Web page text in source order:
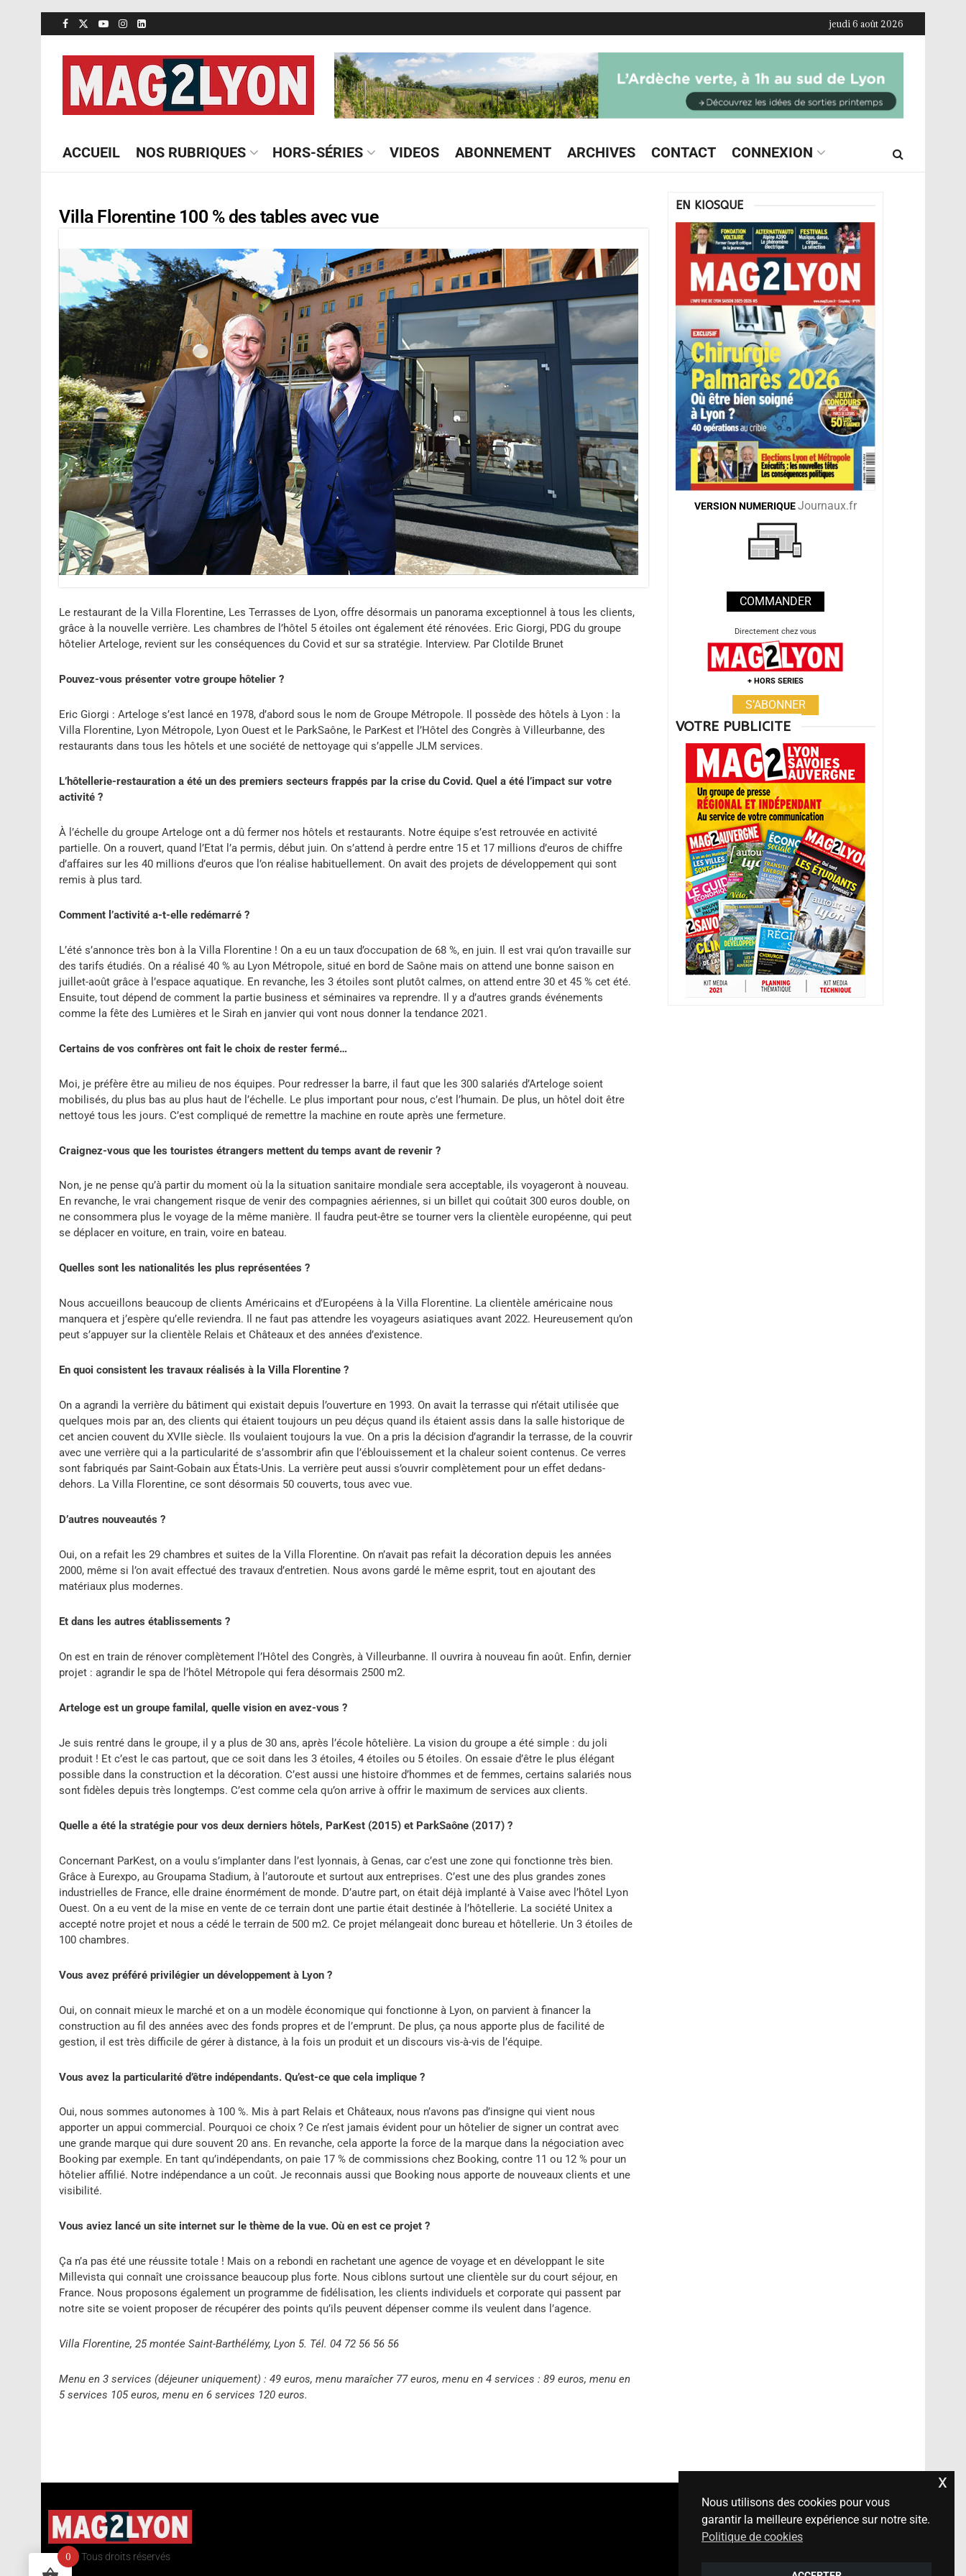
jeudi 6 août 2026
ACCUEIL NOS RUBRIQUES HORS-SÉRIES VIDEOS ABONNEMENT ARCHIVES CONTACT CONNEXION
Villa Florentine 100 % des tables avec vue
Le restaurant de la Villa Florentine, Les Terrasses de Lyon, offre désormais un panorama exceptionnel à tous les clients,
grâce à la nouvelle verrière. Les chambres de l’hôtel 5 étoiles ont également été rénovées. Eric Giorgi, PDG du groupe
hôtelier Arteloge, revient sur les conséquences du Covid et sur sa stratégie. Interview. Par Clotilde Brunet
Pouvez-vous présenter votre groupe hôtelier ?
Eric Giorgi : Arteloge s’est lancé en 1978, d’abord sous le nom de Groupe Métropole. Il possède des hôtels à Lyon : la
Villa Florentine, Lyon Métropole, Lyon Ouest et le ParkSaône, le ParKest et l’Hôtel des Congrès à Villeurbanne, des
restaurants dans tous les hôtels et une société de nettoyage qui s’appelle JLM services.
L’hôtellerie-restauration a été un des premiers secteurs frappés par la crise du Covid. Quel a été l’impact sur votre
activité ?
À l’échelle du groupe Arteloge ont a dû fermer nos hôtels et restaurants. Notre équipe s’est retrouvée en activité
partielle. On a rouvert, quand l’Etat l’a permis, début juin. On s’attend à perdre entre 15 et 17 millions d’euros de chiffre
d’affaires sur les 40 millions d’euros que l’on réalise habituellement. On avait des projets de développement qui sont
remis à plus tard.
Comment l’activité a-t-elle redémarré ?
L’été s’annonce très bon à la Villa Florentine ! On a eu un taux d’occupation de 68 %, en juin. Il est vrai qu’on travaille sur
des tarifs étudiés. On a réalisé 40 % au Lyon Métropole, situé en bord de Saône mais on attend une bonne saison en
juillet-août grâce à l’espace aquatique. En revanche, les 3 étoiles sont plutôt calmes, on attend entre 30 et 45 % cet été.
Ensuite, tout dépend de comment la partie business et séminaires va reprendre. Il y a d’autres grands événements
comme la fête des Lumières et le Sirah en janvier qui vont nous donner la tendance 2021.
Certains de vos confrères ont fait le choix de rester fermé…
Moi, je préfère être au milieu de nos équipes. Pour redresser la barre, il faut que les 300 salariés d’Arteloge soient
mobilisés, du plus bas au plus haut de l’échelle. Le plus important pour nous, c’est l’humain. De plus, un hôtel doit être
nettoyé tous les jours. C’est compliqué de remettre la machine en route après une fermeture.
Craignez-vous que les touristes étrangers mettent du temps avant de revenir ?
Non, je ne pense qu’à partir du moment où la la situation sanitaire mondiale sera acceptable, ils voyageront à nouveau.
En revanche, le vrai changement risque de venir des compagnies aériennes, si un billet qui coûtait 300 euros double, on
ne consommera plus le voyage de la même manière. Il faudra peut-être se tourner vers la clientèle européenne, qui peut
se déplacer en voiture, en train, voire en bateau.
Quelles sont les nationalités les plus représentées ?
Nous accueillons beaucoup de clients Américains et d’Européens à la Villa Florentine. La clientèle américaine nous
manquera et j’espère qu’elle reviendra. Il ne faut pas attendre les voyageurs asiatiques avant 2022. Heureusement qu’on
peut s’appuyer sur la clientèle Relais et Châteaux et des années d’existence.
En quoi consistent les travaux réalisés à la Villa Florentine ?
On a agrandi la verrière du bâtiment qui existait depuis l’ouverture en 1993. On avait la terrasse qui n’était utilisée que
quelques mois par an, des clients qui étaient toujours un peu déçus quand ils étaient assis dans la salle historique de
cet ancien couvent du XVIIe siècle. Ils voulaient toujours la vue. On a pris la décision d’agrandir la terrasse, de la couvrir
avec une verrière qui a la particularité de s’assombrir afin que l’éblouissement et la chaleur soient contenus. Ce verres
sont fabriqués par Saint-Gobain aux États-Unis. La verrière peut aussi s’ouvrir complètement pour un effet dedans-
dehors. La Villa Florentine, ce sont désormais 50 couverts, tous avec vue.
D’autres nouveautés ?
Oui, on a refait les 29 chambres et suites de la Villa Florentine. On n’avait pas refait la décoration depuis les années
2000, même si l’on avait effectué des travaux d’entretien. Nous avons gardé le même esprit, tout en ajoutant des
matériaux plus modernes.
Et dans les autres établissements ?
On est en train de rénover complètement l’Hôtel des Congrès, à Villeurbanne. Il ouvrira à nouveau fin août. Enfin, dernier
projet : agrandir le spa de l’hôtel Métropole qui fera désormais 2500 m2.
Arteloge est un groupe familal, quelle vision en avez-vous ?
Je suis rentré dans le groupe, il y a plus de 30 ans, après l’école hôtelière. La vision du groupe a été simple : du joli
produit ! Et c’est le cas partout, que ce soit dans les 3 étoiles, 4 étoiles ou 5 étoiles. On essaie d’être le plus élégant
possible dans la construction et la décoration. C’est aussi une histoire d’hommes et de femmes, certains salariés nous
sont fidèles depuis très longtemps. C’est comme cela qu’on arrive à offrir le maximum de services aux clients.
Quelle a été la stratégie pour vos deux derniers hôtels, ParKest (2015) et ParkSaône (2017) ?
Concernant ParKest, on a voulu s’implanter dans l’est lyonnais, à Genas, car c’est une zone qui fonctionne très bien.
Grâce à Eurexpo, au Groupama Stadium, à l’autoroute et surtout aux entreprises. C’est une des plus grandes zones
industrielles de France, elle draine énormément de monde. D’autre part, on était déjà implanté à Vaise avec l’hôtel Lyon
Ouest. On a eu vent de la mise en vente de ce terrain dont une partie était destinée à l’hôtellerie. La société Unitex a
accepté notre projet et nous a cédé le terrain de 500 m2. Ce projet mélangeait donc bureau et hôtellerie. Un 3 étoiles de
100 chambres.
Vous avez préféré privilégier un développement à Lyon ?
Oui, on connait mieux le marché et on a un modèle économique qui fonctionne à Lyon, on parvient à financer la
construction au fil des années avec des fonds propres et de l’emprunt. De plus, ça nous apporte plus de facilité de
gestion, il est très difficile de gérer à distance, à la fois un produit et un discours vis-à-vis de l’équipe.
Vous avez la particularité d’être indépendants. Qu’est-ce que cela implique ?
Oui, nous sommes autonomes à 100 %. Mis à part Relais et Châteaux, nous n’avons pas d’insigne qui vient nous
apporter un appui commercial. Pourquoi ce choix ? Ce n’est jamais évident pour un hôtelier de signer un contrat avec
une grande marque qui dure souvent 20 ans. En revanche, cela apporte la force de la marque dans la négociation avec
Booking par exemple. En tant qu’indépendants, on paie 17 % de commissions chez Booking, contre 11 ou 12 % pour un
hôtelier affilié. Notre indépendance a un coût. Je reconnais aussi que Booking nous apporte de nouveaux clients et une
visibilité.
Vous aviez lancé un site internet sur le thème de la vue. Où en est ce projet ?
Ça n’a pas été une réussite totale ! Mais on a rebondi en rachetant une agence de voyage et en développant le site
Millevista qui connaît une croissance beaucoup plus forte. Nous ciblons surtout une clientèle sur du court séjour, en
France. Nous proposons également un programme de fidélisation, les clients individuels et corporate qui passent par
notre site se voient proposer de récupérer des points qu’ils peuvent dépenser comme ils veulent dans l’agence.
Villa Florentine, 25 montée Saint-Barthélémy, Lyon 5. Tél. 04 72 56 56 56
Menu en 3 services (déjeuner uniquement) : 49 euros, menu maraîcher 77 euros, menu en 4 services : 89 euros, menu en
5 services 105 euros, menu en 6 services 120 euros.
EN KIOSQUE
VERSIONNUMERIQUEJournaux.fr
COMMANDER
Directement chez vous
+ HORS SERIES
S’ABONNER
VOTRE PUBLICITE
©2020 Tous droits réservés
Mentions légales
philippe-dandrea.fr
0
Nous utilisons des cookies pour vous
garantir la meilleure expérience sur notre site.
Politique de cookies
x